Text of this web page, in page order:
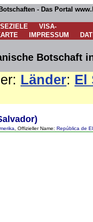
- Das Portal
VISA-
IMPRESSUM
Botschaft
Länder: El
, Offizieller Name: República de